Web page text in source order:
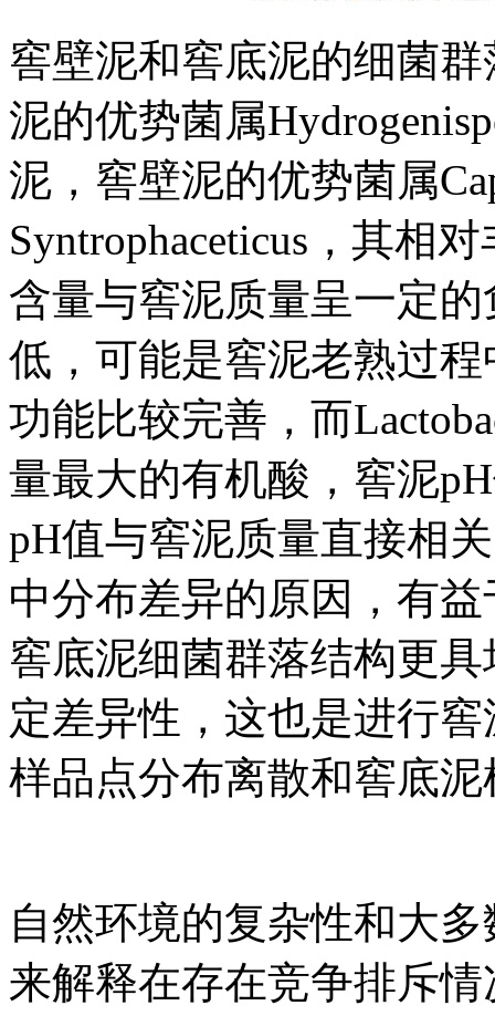
窖壁泥和窖底泥的细菌
泥的优势菌属
泥，窖壁泥的优势菌属
Syntrophaceticus，其相
含量与窖泥质量呈一定
低，可能是窖泥老熟过
功能比较完善，而
量最大的有机酸，窖泥
pH值与窖泥质量直接相
中分布差异的原因，有
窖底泥细菌群落结构更
定差异性，这也是进行
样品点分布离散和窖底
自然环境的复杂性和大
来解释在存在竞争排斥